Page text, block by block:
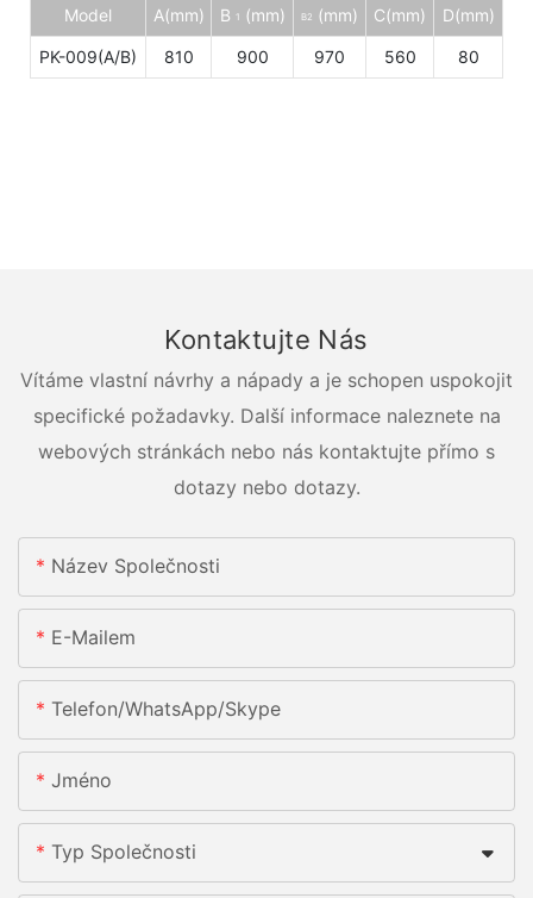
Model A(mm) B 1 (mm) B2 (mm) C(mm) D(mm)
PK-009(A/B) 810 900 970 560 80
Kontaktujte Nás
Vítáme vlastní návrhy a nápady a je schopen uspokojit
specifické požadavky. Další informace naleznete na
webových stránkách nebo nás kontaktujte přímo s
dotazy nebo dotazy.
Název Společnosti
E-Mailem
Telefon/whatsApp/skype
Jméno
Typ Společnosti